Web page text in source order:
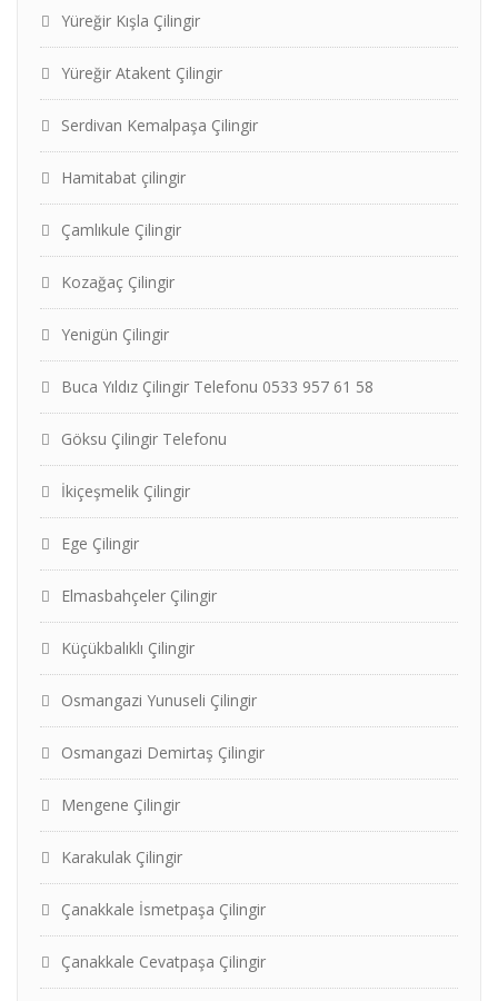
Yüreğir Kışla Çilingir
Yüreğir Atakent Çilingir
Serdivan Kemalpaşa Çilingir
Hamitabat çilingir
Çamlıkule Çilingir
Kozağaç Çilingir
Yenigün Çilingir
Buca Yıldız Çilingir Telefonu 0533 957 61 58
Göksu Çilingir Telefonu
İkiçeşmelik Çilingir
Ege Çilingir
Elmasbahçeler Çilingir
Küçükbalıklı Çilingir
Osmangazi Yunuseli Çilingir
Osmangazi Demirtaş Çilingir
Mengene Çilingir
Karakulak Çilingir
Çanakkale İsmetpaşa Çilingir
Çanakkale Cevatpaşa Çilingir